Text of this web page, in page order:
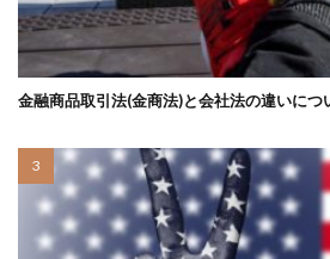
金融商品取引法(金商法)と会社法の違いにつ